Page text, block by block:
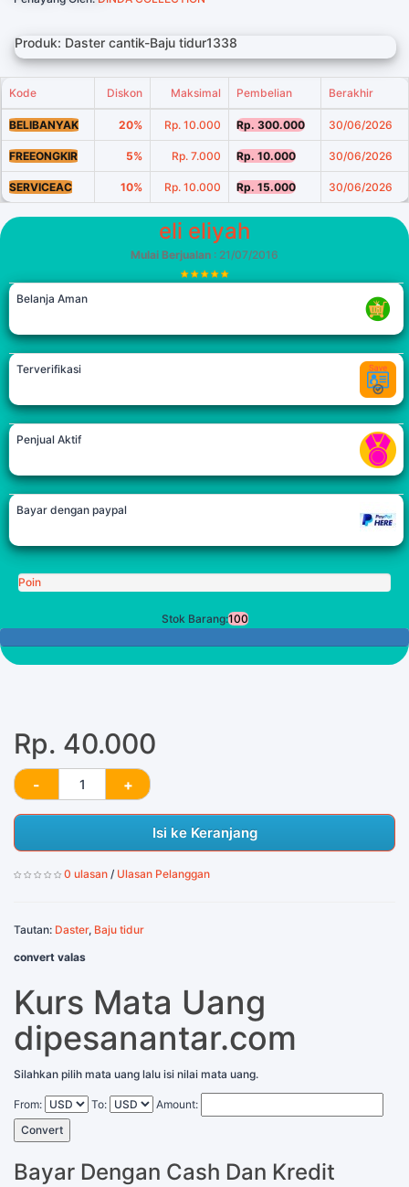
Produk: Daster cantik-Baju tidur1338
Kode Diskon Maksimal Pembelian Berakhir
BELIBANYAK 20% Rp. 10.000 Rp. 300.000 30/06/2026
FREEONGKIR 5% Rp. 7.000 Rp. 10.000 30/06/2026
SERVICEAC 10% Rp. 10.000 Rp. 15.000 30/06/2026
eli eliyah
Mulai Berjualan : 21/07/2016
Belanja Aman
Terverifikasi
Penjual Aktif
Bayar dengan paypal
Poin
Stok Barang:100
Rp. 40.000
Isi ke Keranjang
0 ulasan / Ulasan Pelanggan
Tautan: Daster, Baju tidur
convert valas
Kurs Mata Uang
dipesanantar.com
Silahkan pilih mata uang lalu isi nilai mata uang.
From: To:
Amount:
Convert
Bayar Dengan Cash Dan Kredit